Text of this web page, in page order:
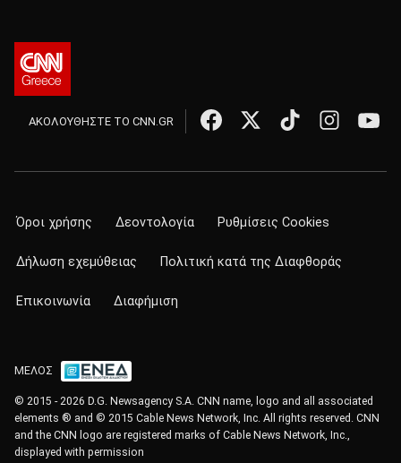
ΑΚΟΛΟΥΘΗΣΤΕ ΤΟ CNN.GR
Όροι χρήσης Δεοντολογία Ρυθμίσεις Cookies
Δήλωση εχεμύθειας Πολιτική κατά της Διαφθοράς
Επικοινωνία Διαφήμιση
ΜΕΛΟΣ
© 2015 - 2026 D.G. Newsagency S.A. CNN name, logo and all associated
elements ® and © 2015 Cable News Network, Inc. All rights reserved. CNN
and the CNN logo are registered marks of Cable News Network, Inc.,
displayed with permission